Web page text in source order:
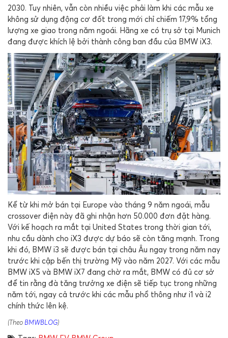
2030. Tuy nhiên, vẫn còn nhiều việc phải làm khi các mẫu xe
không sử dụng động cơ đốt trong mới chỉ chiếm 17,9% tổng
lượng xe giao trong năm ngoái. Hãng xe có trụ sở tại Munich
đang được khích lệ bởi thành công ban đầu của BMW iX3.
Kể từ khi mở bán tại Europe vào tháng 9 năm ngoái, mẫu
crossover điện này đã ghi nhận hơn 50.000 đơn đặt hàng.
Với kế hoạch ra mắt tại United States trong thời gian tới,
nhu cầu dành cho iX3 được dự báo sẽ còn tăng mạnh. Trong
khi đó, BMW i3 sẽ được bán tại châu Âu ngay trong năm nay
trước khi cập bến thị trường Mỹ vào năm 2027. Với các mẫu
BMW iX5 và BMW iX7 đang chờ ra mắt, BMW có đủ cơ sở
để tin rằng đà tăng trưởng xe điện sẽ tiếp tục trong những
năm tới, ngay cả trước khi các mẫu phổ thông như i1 và i2
chính thức lên kệ.
(Theo BMWBLOG)